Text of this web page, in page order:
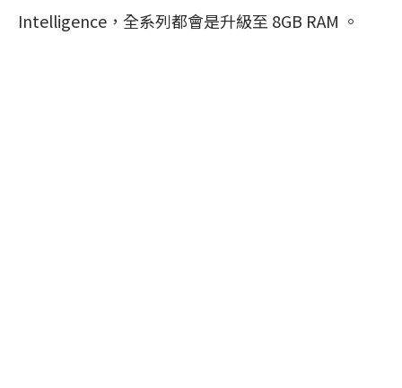
Intelligence，全系列都會是升級至 8GB RAM 。